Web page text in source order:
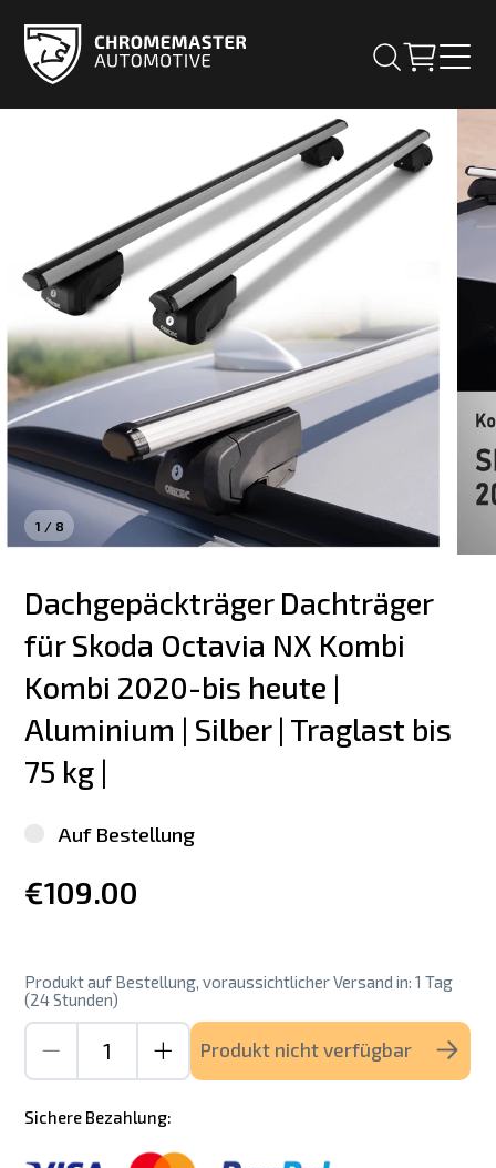
1 / 8
Dachgepäckträger Dachträger
für Skoda Octavia NX Kombi
Kombi 2020-bis heute |
Aluminium | Silber | Traglast bis
75 kg |
Auf Bestellung
€109.00
Produkt auf Bestellung, voraussichtlicher Versand in: 1 Tag
(24 Stunden)
Produkt nicht verfügbar
Sichere Bezahlung: